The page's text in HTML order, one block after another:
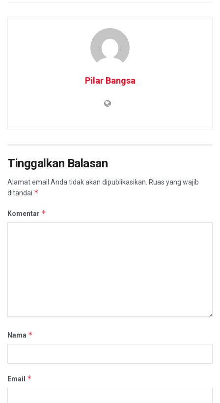
Pilar Bangsa
Tinggalkan Balasan
Alamat email Anda tidak akan dipublikasikan. Ruas yang wajib
ditandai *
Komentar *
Nama *
Email *